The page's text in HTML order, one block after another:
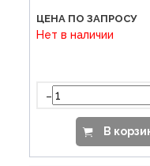
ЦЕНА ПО ЗАПРОСУ
Нет в наличии
-
В